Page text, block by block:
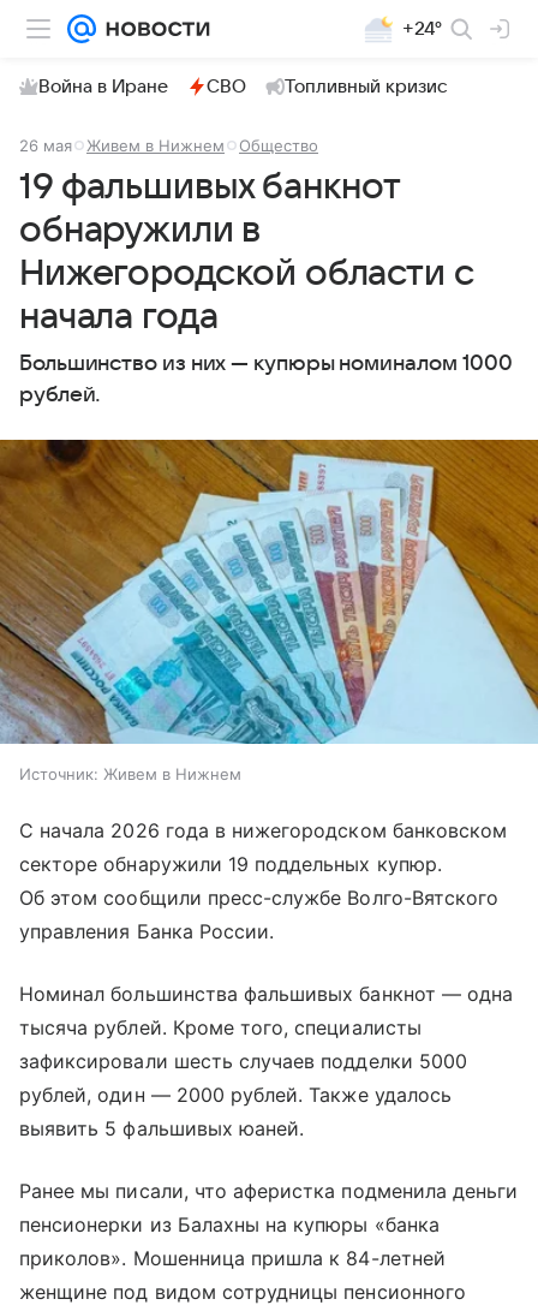
+24°
Война в Иране СВО Топливный кризис
26 мая Живем в Нижнем Общество
19 фальшивых банкнот
обнаружили в
Нижегородской области с
начала года
Большинство из них — купюры номиналом 1000
рублей.
Источник: Живем в Нижнем
С начала 2026 года в нижегородском банковском
секторе обнаружили 19 поддельных купюр.
Об этом сообщили пресс-службе Волго-Вятского
управления Банка России.
Номинал большинства фальшивых банкнот — одна
тысяча рублей. Кроме того, специалисты
зафиксировали шесть случаев подделки 5000
рублей, один — 2000 рублей. Также удалось
выявить 5 фальшивых юаней.
Ранее мы писали, что аферистка подменила деньги
пенсионерки из Балахны на купюры «банка
приколов». Мошенница пришла к 84-летней
женщине под видом сотрудницы пенсионного